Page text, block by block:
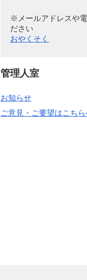
※メールアドレスや
ださい
おやくそく
管理人室
お知らせ
ご意見・ご要望はこちら